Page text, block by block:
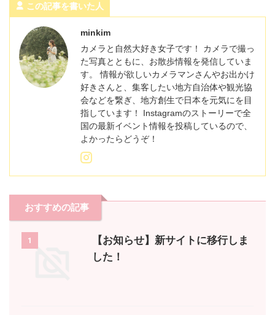
この記事を書いた人
minkim
カメラと自然大好き女子です！ カメラで撮っ
た写真とともに、お散歩情報を発信していま
す。 情報が欲しいカメラマンさんやお出かけ
好きさんと、集客したい地方自治体や観光協
会などを繋ぎ、地方創生で日本を元気にを目
指しています！ Instagramのストーリーで全
国の最新イベント情報を投稿しているので、
よかったらどうぞ！
おすすめの記事
1
【お知らせ】新サイトに移行しま
した！